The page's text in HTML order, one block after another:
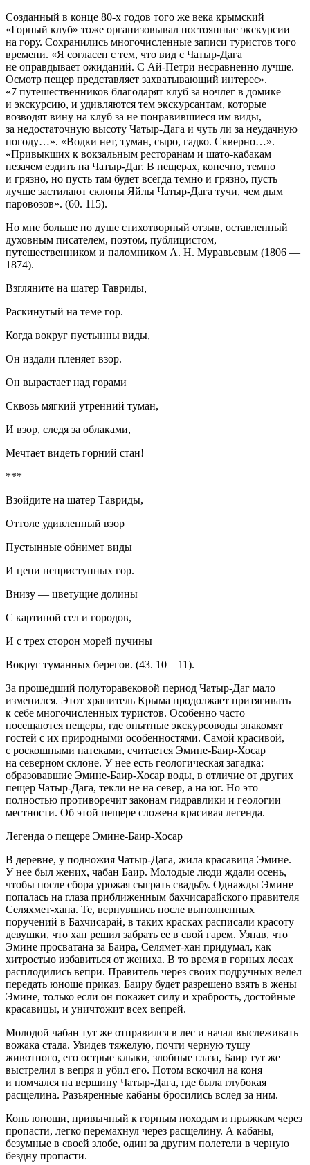
Созданный в конце 80-х годов того же века крымский
«Горный клуб» тоже организовывал постоянные экскурсии
на гору. Сохранились многочисленные записи туристов того
времени. «Я согласен с тем, что вид с Чатыр-Дага
не оправдывает ожиданий. С Ай-Петри несравненно лучше.
Осмотр пещер представляет захватывающий интерес».
«7 путешественников благодарят клуб за ночлег в домике
и экскурсию, и удивляются тем экскурсантам, которые
возводят вину на клуб за не понравившиеся им виды,
за недостаточную высоту Чатыр-Дага и чуть ли за неудачную
погоду…». «Водки нет, туман, сыро, гадко. Скверно…».
«Привыкших к вокзальным ресторанам и шато-кабакам
незачем ездить на Чатыр-Даг. В пещерах, конечно, темно
и грязно, но пусть там будет всегда темно и грязно, пусть
лучше застилают склоны Яйлы Чатыр-Дага тучи, чем дым
паровозов». (60. 115).
Но мне больше по душе стихотворный отзыв, оставленный
духовным писателем, поэтом, публицистом,
путешественником и паломником А. Н. Муравьевым (1806 —
1874).
Взгляните на шатер Тавриды,
Раскинутый на теме гор.
Когда вокруг пустынны виды,
Он издали пленяет взор.
Он вырастает над горами
Сквозь мягкий утренний туман,
И взор, следя за облаками,
Мечтает видеть горний стан!
***
Взойдите на шатер Тавриды,
Оттоле удивленный взор
Пустынные обнимет виды
И цепи неприступных гор.
Внизу — цветущие долины
С картиной сел и городов,
И с трех сторон морей пучины
Вокруг туманных берегов. (43. 10—11).
За прошедший полуторавековой период Чатыр-Даг мало
изменился. Этот хранитель Крыма продолжает притягивать
к себе многочисленных туристов. Особенно часто
посещаются пещеры, где опытные экскурсоводы знакомят
гостей с их природными особенностями. Самой красивой,
с роскошными натеками, считается Эмине-Баир-Хосар
на северном склоне. У нее есть геологическая загадка:
образовавшие Эмине-Баир-Хосар воды, в отличие от других
пещер Чатыр-Дага, текли не на север, а на юг. Но это
полностью противоречит законам гидравлики и геологии
местности. Об этой пещере сложена красивая легенда.
Легенда о пещере Эмине-Баир-Хосар
В деревне, у подножия Чатыр-Дага, жила красавица Эмине.
У нее был жених, чабан Баир. Молодые люди ждали осень,
чтобы после сбора урожая сыграть свадьбу. Однажды Эмине
попалась на глаза приближенным бахчисарайского правителя
Селяхмет-хана. Те, вернувшись после выполненных
поручений в Бахчисарай, в таких красках расписали красоту
девушки, что хан решил забрать ее в свой гарем. Узнав, что
Эмине просватана за Баира, Селямет-хан придумал, как
хитростью избавиться от жениха. В то время в горных лесах
расплодились вепри. Правитель через своих подручных велел
передать юноше приказ. Баиру будет разрешено взять в жены
Эмине, только если он покажет силу и храбрость, достойные
красавицы, и уничтожит всех вепрей.
Молодой чабан тут же отправился в лес и начал выслеживать
вожака стада. Увидев тяжелую, почти черную тушу
животного, его острые клыки, злобные глаза, Баир тут же
выстрелил в вепря и убил его. Потом вскочил на коня
и помчался на вершину Чатыр-Дага, где была глубокая
расщелина. Разъяренные кабаны бросились вслед за ним.
Конь юноши, привычный к горным походам и прыжкам через
пропасти, легко перемахнул через расщелину. А кабаны,
безумные в своей злобе, один за другим полетели в черную
бездну пропасти.